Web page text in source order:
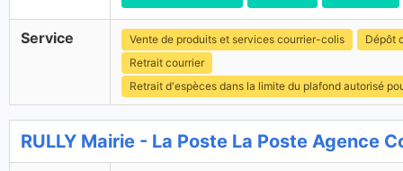
Service Vente de produits et services courrier-colis
Dépôt
Retrait courrier
Retrait d'espèces dans la limite du plafond autorisé
RULLY Mairie - La Poste La Poste Agence